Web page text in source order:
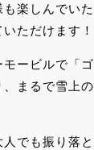
楽しんでい
ただけます！
ービルで「
まるで雪上
でも振り落